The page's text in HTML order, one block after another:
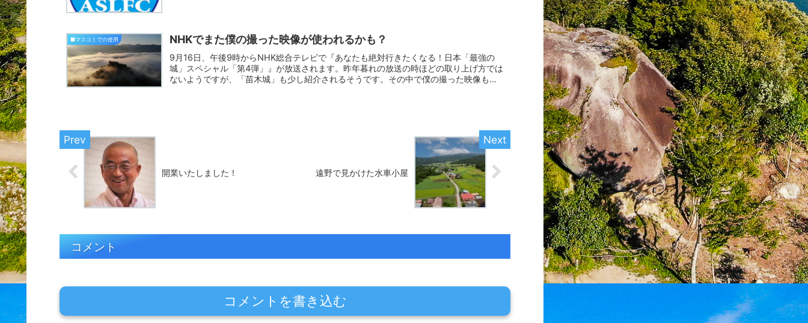
■マスコミでの使用 NHKでまた僕の撮った映像が使われるかも？
9月16日、午後9時からNHK総合テレビで『あなたも絶対行きたくなる！日本「最強の
城」スペシャル「第4弾」』が放送されます。昨年暮れの放送の時ほどの取り上げ方では
ないようですが、「苗木城」も少し紹介されるそうです。その中で僕の撮った映像も
開業いたしました！ 遠野で見かけた水車小屋
コメント
コメントを書き込む